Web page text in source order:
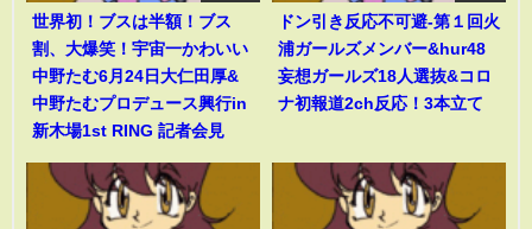
世界初！ブスは半額！ブス
割、大爆笑！宇宙一かわいい
中野たむ6月24日大仁田厚&
中野たむプロデュース興行in
新木場1st RING 記者会見
ドン引き反応不可避-第１回火
浦ガールズメンバー&hur48
妄想ガールズ18人選抜&コロ
ナ初報道2ch反応！3本立て